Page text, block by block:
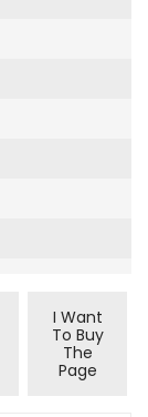
I Want
To Buy
The
Page